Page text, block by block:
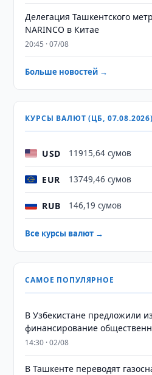
Делегация Ташкентского
NARINCO в Китае
20:45 · 07/08
Больше новостей →
КУРСЫ ВАЛЮТ (ЦБ, 07.08.2026)
USD 11915,64 сумов
EUR 13749,46 сумов
RUB 146,19 сумов
Все курсы валют →
САМОЕ ПОПУЛЯРНОЕ
В Узбекистане предложили
финансирование
14:30 · 02/08
В Ташкенте переводят